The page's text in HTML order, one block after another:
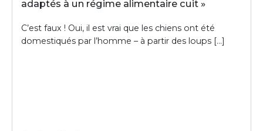
adaptés à un régime alimentaire cuit »
C’est faux ! Oui, il est vrai que les chiens ont été
domestiqués par l’homme – à partir des loups […]